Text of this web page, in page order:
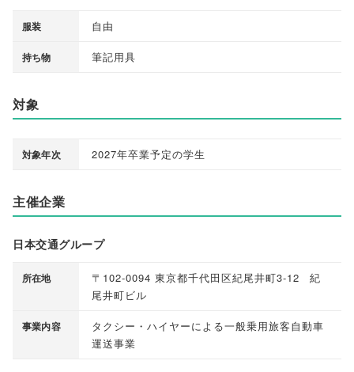
服装 自由
持ち物 筆記用具
対象
対象年次 2027年卒業予定の学生
主催企業
日本交通グループ
所在地
〒102-0094 東京都千代田区紀尾井町3-12 紀
尾井町ビル
事業内容
タクシー・ハイヤーによる一般乗用旅客自動車
運送事業